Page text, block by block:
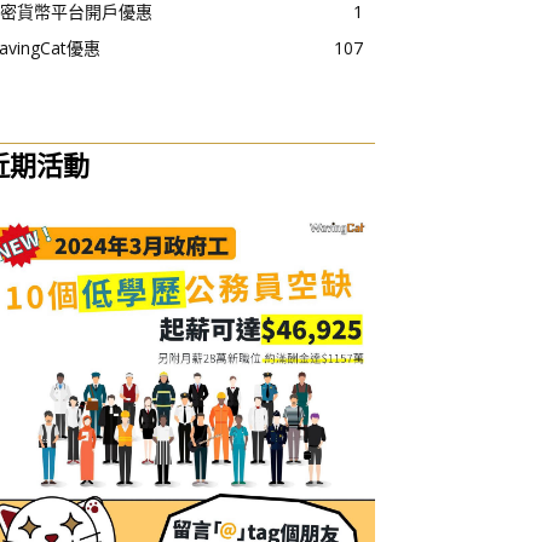
貨幣平台開戶優惠
1
優惠
107
期活動